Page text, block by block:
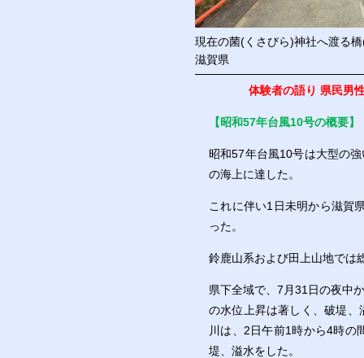
現在の菌(くさびら)神社へ渡る
滋賀県
体験者の語り 県民男
【昭和57年台風10号の概要】
昭和57年台風10号は大型の
の海上に達した。
これに伴い1日未明から滋賀
った。
鈴鹿山系および田上山地では
県下全域で、7月31日の夜中
の水位上昇は著しく、破堤
川は、2日午前1時から4時の
堤、溢水をした。